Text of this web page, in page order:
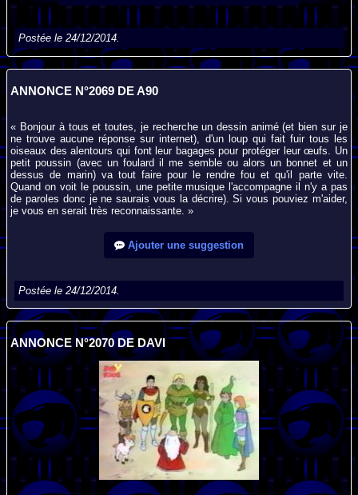
Postée le 24/12/2014.
ANNONCE N°2069 DE A90
« Bonjour à tous et toutes, je recherche un dessin animé (et bien sur je
ne trouve aucune réponse sur internet), d'un loup qui fait fuir tous les
oiseaux des alentours qui font leur bagages pour protéger leur œufs. Un
petit poussin (avec un foulard il me semble ou alors un bonnet et un
dessus de marin) va tout faire pour le rendre fou et qu'il parte vite.
Quand on voit le poussin, une petite musique l'accompagne il n'y a pas
de paroles donc je ne saurais vous la décrire). Si vous pouviez m'aider,
je vous en serait très reconnaissante. »
Ajouter une suggestion
Postée le 24/12/2014.
ANNONCE N°2070 DE DAVI